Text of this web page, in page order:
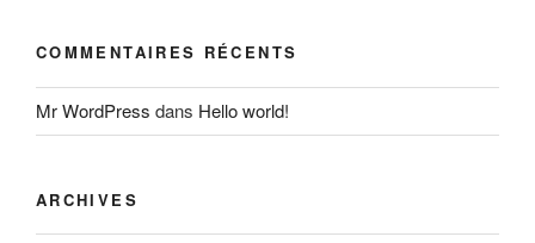
COMMENTAIRES RÉCENTS
Mr WordPress dans Hello world!
ARCHIVES